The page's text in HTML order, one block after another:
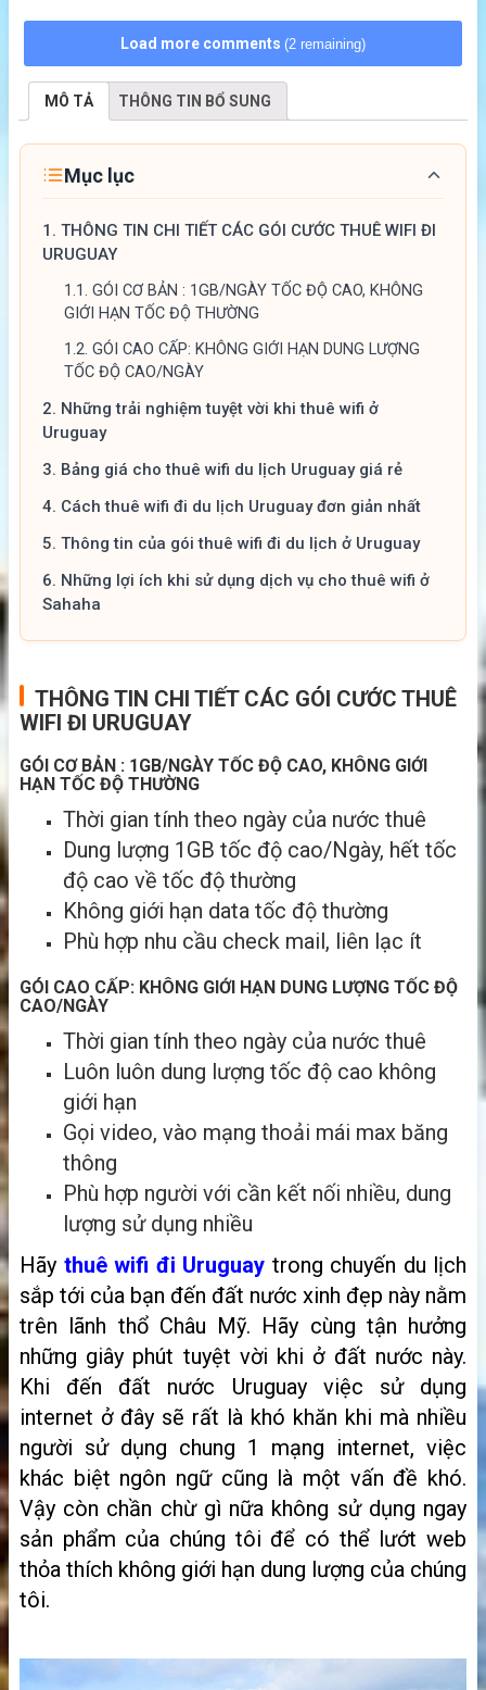
Load more comments (2 remaining)
MÔ TẢ THÔNG TIN BỔ SUNG
Mục lục
1. THÔNG TIN CHI TIẾT CÁC GÓI CƯỚC THUÊ WIFI ĐI
URUGUAY
1.1. GÓI CƠ BẢN : 1GB/NGÀY TỐC ĐỘ CAO, KHÔNG
GIỚI HẠN TỐC ĐỘ THƯỜNG
1.2. GÓI CAO CẤP: KHÔNG GIỚI HẠN DUNG LƯỢNG
TỐC ĐỘ CAO/NGÀY
2. Những trải nghiệm tuyệt vời khi thuê wifi ở
Uruguay
3. Bảng giá cho thuê wifi du lịch Uruguay giá rẻ
4. Cách thuê wifi đi du lịch Uruguay đơn giản nhất
5. Thông tin của gói thuê wifi đi du lịch ở Uruguay
6. Những lợi ích khi sử dụng dịch vụ cho thuê wifi ở
Sahaha
THÔNG TIN CHI TIẾT CÁC GÓI CƯỚC THUÊ
WIFI ĐI URUGUAY
GÓI CƠ BẢN : 1GB/NGÀY TỐC ĐỘ CAO, KHÔNG GIỚI
HẠN TỐC ĐỘ THƯỜNG
Thời gian tính theo ngày của nước thuê
Dung lượng 1GB tốc độ cao/Ngày, hết tốc
độ cao về tốc độ thường
Không giới hạn data tốc độ thường
Phù hợp nhu cầu check mail, liên lạc ít
GÓI CAO CẤP: KHÔNG GIỚI HẠN DUNG LƯỢNG TỐC ĐỘ
CAO/NGÀY
Thời gian tính theo ngày của nước thuê
Luôn luôn dung lượng tốc độ cao không
giới hạn
Gọi video, vào mạng thoải mái max băng
thông
Phù hợp người với cần kết nối nhiều, dung
lượng sử dụng nhiều
Hãy thuê wifi đi Uruguay trong chuyến du lịch
sắp tới của bạn đến đất nước xinh đẹp này nằm
trên lãnh thổ Châu Mỹ. Hãy cùng tận hưởng
những giây phút tuyệt vời khi ở đất nước này.
Khi đến đất nước Uruguay việc sử dụng
internet ở đây sẽ rất là khó khăn khi mà nhiều
người sử dụng chung 1 mạng internet, việc
khác biệt ngôn ngữ cũng là một vấn đề khó.
Vậy còn chần chừ gì nữa không sử dụng ngay
sản phẩm của chúng tôi để có thể lướt web
thỏa thích không giới hạn dung lượng của chúng
tôi.